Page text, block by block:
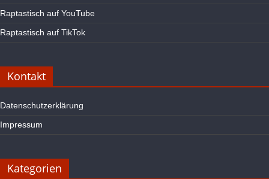
Raptastisch auf YouTube
Raptastisch auf TikTok
Kontakt
Datenschutzerklärung
Impressum
Kategorien